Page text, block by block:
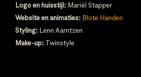
Logo en huisstijl: Mariël Stapper
Website en animaties: Blote Handen
Styling: Lenn Aarntzen
Make-up: Twinstyle